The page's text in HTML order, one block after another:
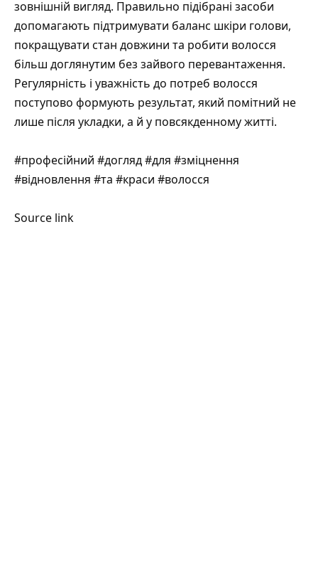
зовнішній вигляд. Правильно підібрані засоби
допомагають підтримувати баланс шкіри голови,
покращувати стан довжини та робити волосся
більш доглянутим без зайвого перевантаження.
Регулярність і уважність до потреб волосся
поступово формують результат, який помітний не
лише після укладки, а й у повсякденному житті.
#професійний #догляд #для #зміцнення
#відновлення #та #краси #волосся
Source link